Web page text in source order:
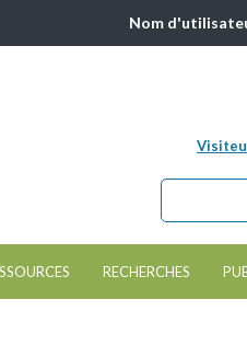
Nom
Chercher
RECHERCHES